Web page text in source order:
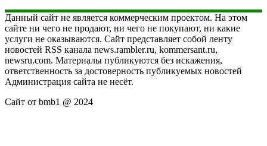
Данный сайт не является коммерческим проектом. На этом
сайте ни чего не продают, ни чего не покупают, ни какие
услуги не оказываются. Сайт представляет собой ленту
новостей RSS канала news.rambler.ru, kommersant.ru,
newsru.com. Материалы публикуются без искажения,
ответственность за достоверность публикуемых новостей
Администрация сайта не несёт.
Сайт от bmb1 @ 2024